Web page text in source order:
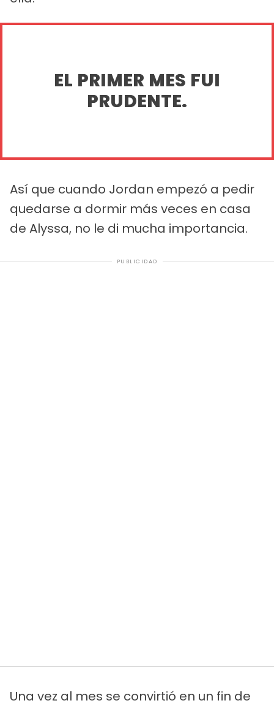
EL PRIMER MES FUI
PRUDENTE.
Así que cuando Jordan empezó a pedir
quedarse a dormir más veces en casa
de Alyssa, no le di mucha importancia.
PUBLICIDAD
Una vez al mes se convirtió en un fin de